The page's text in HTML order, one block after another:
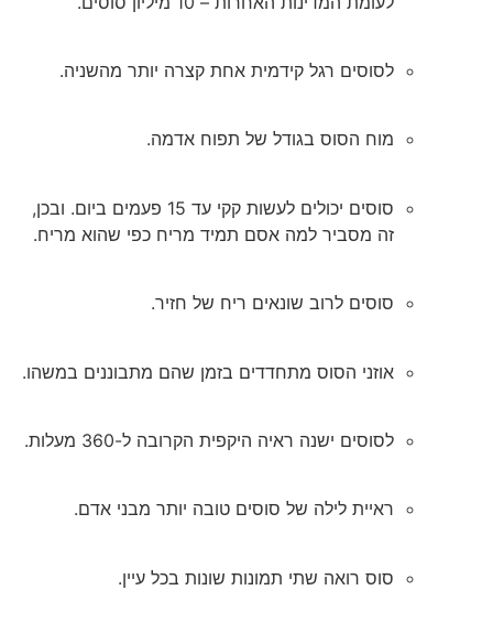
לסוסים רגל קידמית אחת קצרה יותר מהשניה.
מוח הסוס בגודל של תפוח אדמה.
סוסים יכולים לעשות קקי עד 15 פעמים ביום. ובכן,
זה מסביר למה אסם תמיד מריח כפי שהוא מריח.
סוסים לרוב שונאים ריח של חזיר.
אוזני הסוס מתחדדים בזמן שהם מתבוננים במשהו.
לסוסים ישנה ראיה היקפית הקרובה ל-360 מעלות.
ראיית לילה של סוסים טובה יותר מבני אדם.
סוס רואה שתי תמונות שונות בכל עיין.